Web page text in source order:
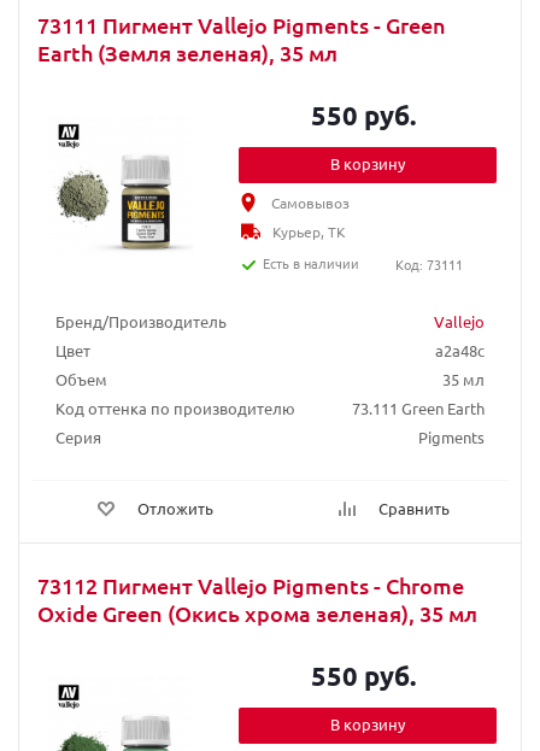
73111 Пигмент Vallejo Pigments - Green
Earth (Земля зеленая), 35 мл
Бренд/Производитель
Vallejo
Цвет
a2a48c
Объем
35 мл
Код оттенка по производителю
73.111 Green Earth
Серия
Pigments
Отложить Сравнить
550 руб.
В корзину
Самовывоз
Курьер, ТК
Есть в наличии
Код: 73111
73112 Пигмент Vallejo Pigments - Chrome
Oxide Green (Окись хрома зеленая), 35 мл
550 руб.
В корзину